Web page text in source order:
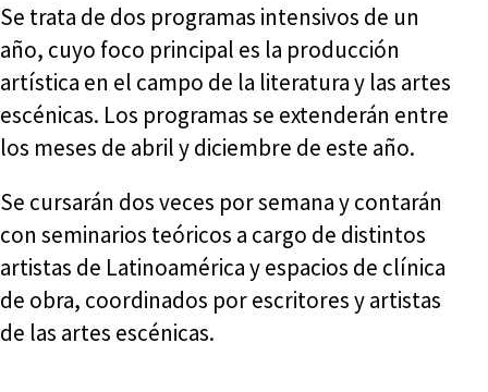
Se trata de dos programas intensivos de un
año, cuyo foco principal es la producción
artística en el campo de la literatura y las artes
escénicas. Los programas se extenderán entre
los meses de abril y diciembre de este año.
Se cursarán dos veces por semana y contarán
con seminarios teóricos a cargo de distintos
artistas de Latinoamérica y espacios de clínica
de obra, coordinados por escritores y artistas
de las artes escénicas.